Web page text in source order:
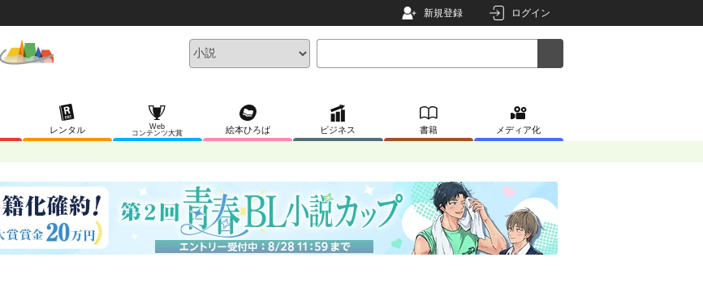
新規登録 ログイン
レンタル
Web
コンテンツ大賞
絵本ひろば ビジネス 書籍 メディア化